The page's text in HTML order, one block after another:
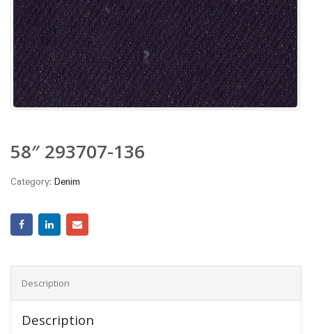
58″ 293707-136
Category: Denim
Description
Description